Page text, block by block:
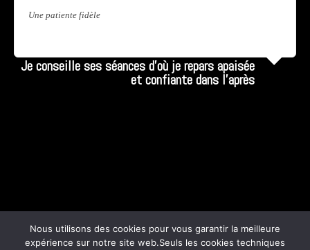
Une patiente fidèle
Je conseille ses séances d’où je repars apaisée
et confiante dans l’après
Nous utilisons des cookies pour vous garantir la meilleure
expérience sur notre site web.Seuls les cookies techniques